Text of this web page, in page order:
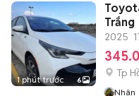
1 phút trước 6
Trắng
2025
Tp
Nhân